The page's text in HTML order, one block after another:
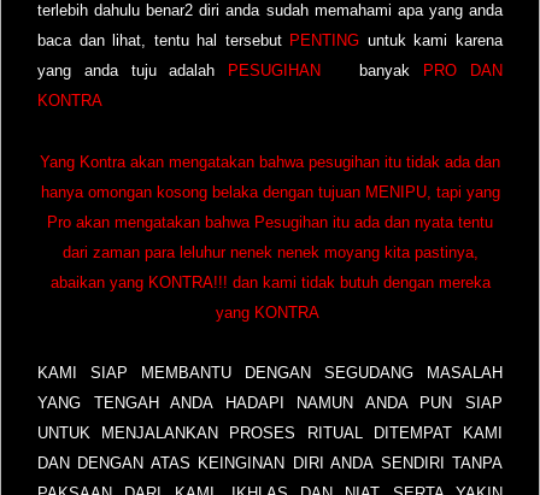
terlebih dahulu benar2 diri anda sudah memahami apa yang anda
baca dan lihat, tentu hal tersebut PENTING untuk kami karena
yang anda tuju adalah
PESUGIHAN banyak
PRO DAN
KONTRA
Yang Kontra akan mengatakan bahwa pesugihan itu tidak ada dan
hanya omongan kosong belaka dengan tujuan MENIPU, tapi yang
Pro akan mengatakan bahwa Pesugihan itu ada dan nyata tentu
dari zaman para leluhur nenek nenek moyang kita pastinya,
abaikan yang KONTRA!!! dan kami tidak butuh dengan mereka
yang KONTRA
KAMI SIAP MEMBANTU DENGAN SEGUDANG MASALAH
YANG TENGAH ANDA HADAPI NAMUN ANDA PUN SIAP
UNTUK MENJALANKAN PROSES RITUAL DITEMPAT KAMI
DAN DENGAN ATAS KEINGINAN DIRI ANDA SENDIRI TANPA